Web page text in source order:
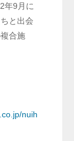
年9月に
と出会
合施
nuih